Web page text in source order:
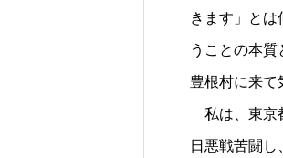
きます」と
うことの本
豊根村に来て
私は、東京
日悪戦苦闘